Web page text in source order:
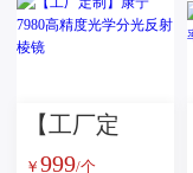
玻璃艺术玻
【工厂定
制】康宁
￥ 999/个